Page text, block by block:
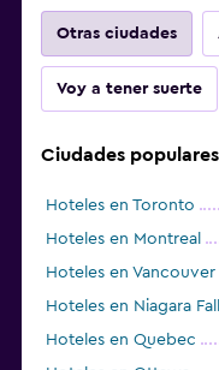
Otras ciudades
Voy a tener suerte
Ciudades
Hoteles en Toronto
Hoteles en Montreal
Hoteles en Vancouver
Hoteles en Niagara
Hoteles en Quebec